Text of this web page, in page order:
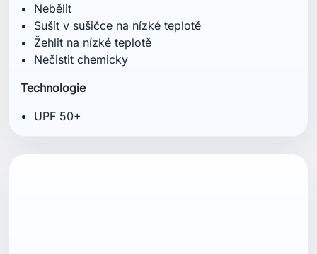
Nebělit
Sušit v sušičce na nízké teplotě
Žehlit na nízké teplotě
Nečistit chemicky
Technologie
UPF 50+